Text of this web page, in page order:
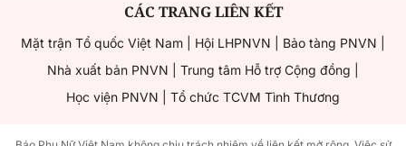
CÁC TRANG LIÊN KẾT
Mặt trận Tổ quốc Việt Nam Hội LHPNVN Bảo tàng PNVN
Nhà xuất bản PNVN
Trung tâm Hỗ trợ Cộng đồng
Học viện PNVN
Tổ chức TCVM Tình Thương